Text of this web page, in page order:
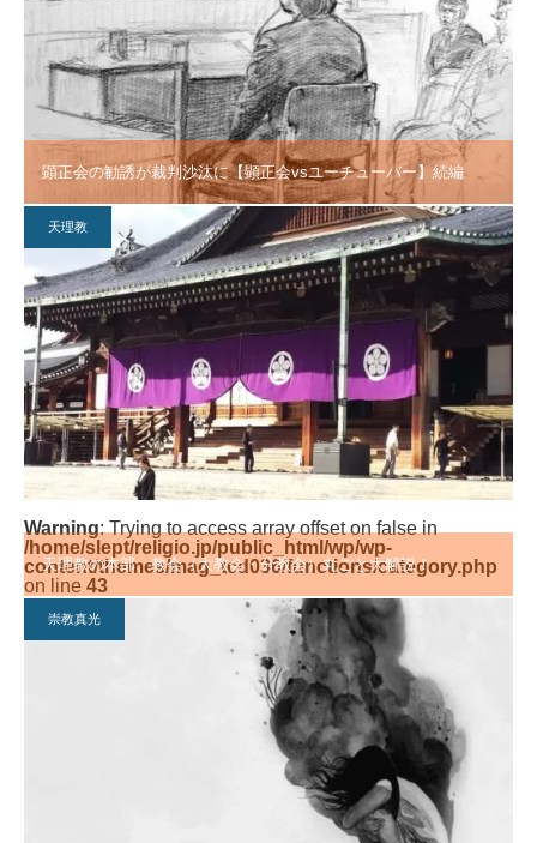
顕正会の勧誘が裁判沙汰に【顕正会vsユーチューバー】続編
Warning: Trying to access array offset on false in
/home/slept/religio.jp/public_html/wp/wp-
content/themes/mag_tcd036/functions/category.php
on line 43
天理教
天理教の本部、教会（大教会・分教会）丸ごと大解説！
崇教真光